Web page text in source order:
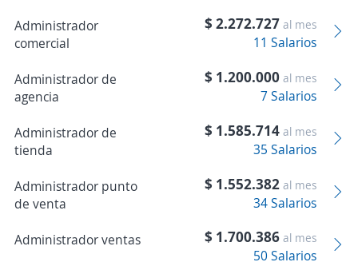
Administrador
comercial
$ 2.272.727 al mes
11 Salarios
Administrador de
agencia
$ 1.200.000 al mes
7 Salarios
Administrador de
tienda
$ 1.585.714 al mes
35 Salarios
Administrador punto
de venta
$ 1.552.382 al mes
34 Salarios
Administrador ventas $ 1.700.386 al mes
50 Salarios